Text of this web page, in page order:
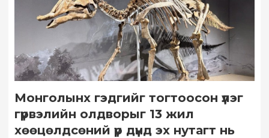
Монголынх гэдгийг тогтоосон үлэг
гүрвэлийн олдворыг 13 жил
хөөцөлдсөний үр дүнд эх нутагт нь